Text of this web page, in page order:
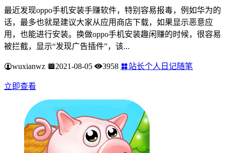
最近发现oppo手机安装手赚软件，特别容易报毒，例如华为的
话，最多也就是建议大家从应用商店下载，如果显示恶意应
用，也能进行安装。换做oppo手机安装趣闲赚的时候，很容易
被拦截，显示“发现广告插件”，该...
wuxianwz 2021-08-05 3958 站长个人日记随笔
立即查看